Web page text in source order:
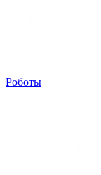
Роботы